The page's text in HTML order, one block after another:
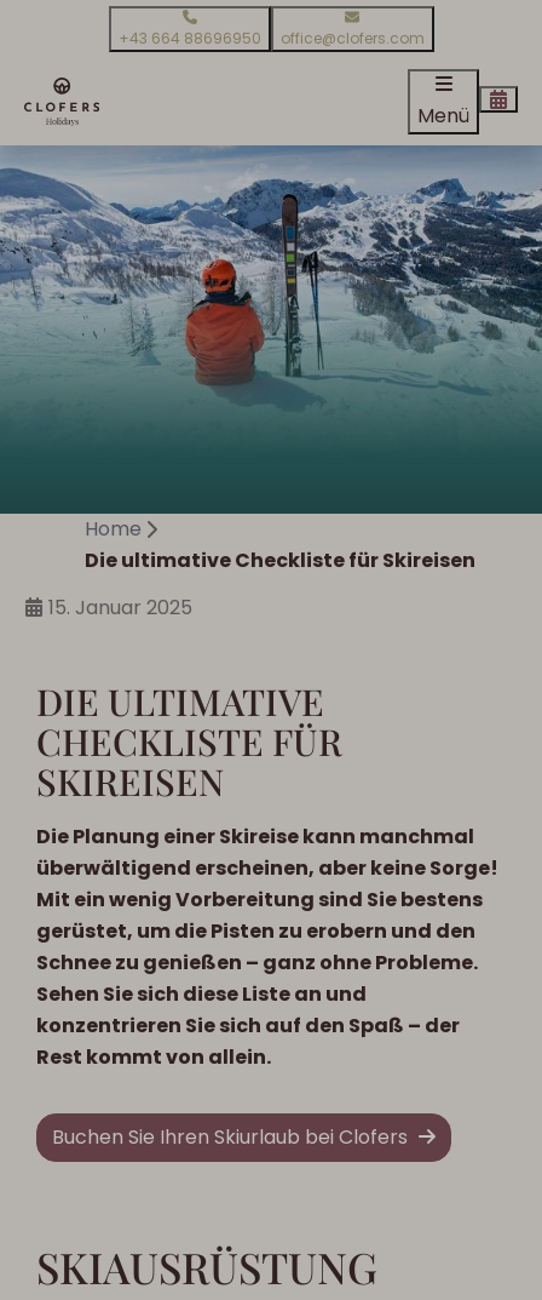
+43 664 88696950 office@clofers.com
Menü
Home
Die ultimative Checkliste für Skireisen
15. Januar 2025
DIE ULTIMATIVE
CHECKLISTE FÜR
SKIREISEN
Die Planung einer Skireise kann manchmal
überwältigend erscheinen, aber keine Sorge!
Mit ein wenig Vorbereitung sind Sie bestens
gerüstet, um die Pisten zu erobern und den
Schnee zu genießen – ganz ohne Probleme.
Sehen Sie sich diese Liste an und
konzentrieren Sie sich auf den Spaß – der
Rest kommt von allein.
Buchen Sie Ihren Skiurlaub bei Clofers
SKIAUSRÜSTUNG